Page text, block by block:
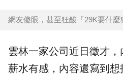
網友傻眼，甚至狂酸「29K要什麼
雲林一家公司近日 徵才
薪水有感，內容還寫到想